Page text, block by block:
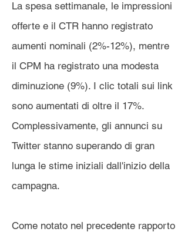
La spesa settimanale, le impressioni
offerte e il CTR hanno registrato
aumenti nominali (2%-12%), mentre
il CPM ha registrato una modesta
diminuzione (9%). I clic totali sui link
sono aumentati di oltre il 17%.
Complessivamente, gli annunci su
Twitter stanno superando di gran
lunga le stime iniziali dall'inizio della
campagna.
Come notato nel precedente rapporto